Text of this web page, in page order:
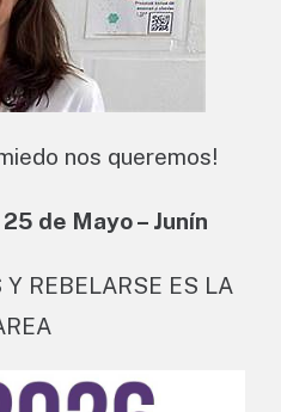
nos queremos!
de Mayo – Junín
REBELARSE ES LA